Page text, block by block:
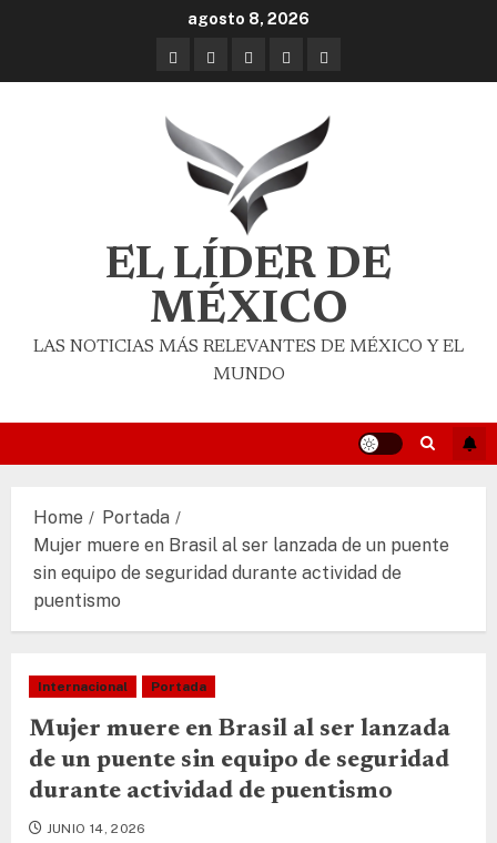
agosto 8, 2026
EL LÍDER DE
MÉXICO
LAS NOTICIAS MÁS RELEVANTES DE MÉXICO Y EL
MUNDO
Home
Portada
Mujer muere en Brasil al ser lanzada de un puente
sin equipo de seguridad durante actividad de
puentismo
Internacional Portada
Mujer muere en Brasil al ser lanzada
de un puente sin equipo de seguridad
durante actividad de puentismo
JUNIO 14, 2026